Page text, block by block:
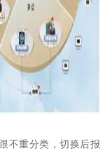
不重分类，切换后报